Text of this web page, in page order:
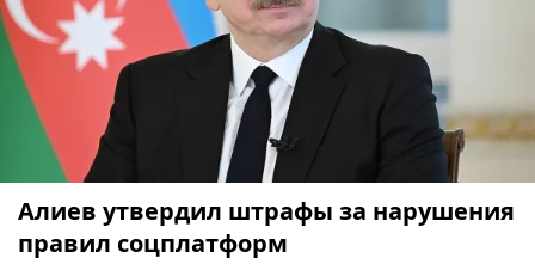
Алиев утвердил штрафы за нарушения
правил соцплатформ